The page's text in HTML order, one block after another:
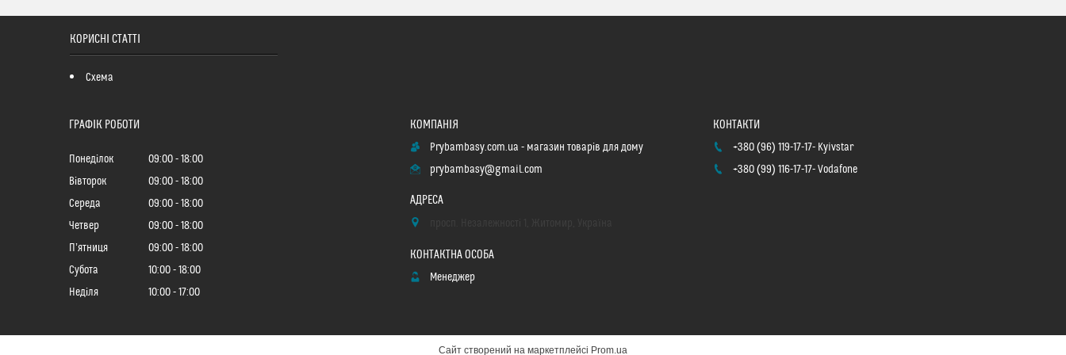
КОРИСНІ СТАТТІ
Схема
ГРАФІК РОБОТИ
Понеділок 09:00
18:00
Вівторок
09:00
18:00
Середа
09:00
18:00
Четвер
09:00
18:00
Пʼятниця
09:00
18:00
Субота
10:00
18:00
Неділя
10:00 17:00
Prybambasy.com.ua - магазин товарів для дому
prybambasy@gmail.com
Менеджер
+380 (96) 119-17-17 Kyivstar
+380 (99) 116-17-17 Vodafone
Сайт створений на маркетплейсі Prom.ua